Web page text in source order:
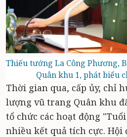
Thiếu tướng La Công Phương,
Quân khu 1, phát biểu
Thời gian qua, cấp ủy, chỉ
lượng vũ trang Quân khu
tổ chức các hoạt động
nhiều kết quả tích cực. Hội